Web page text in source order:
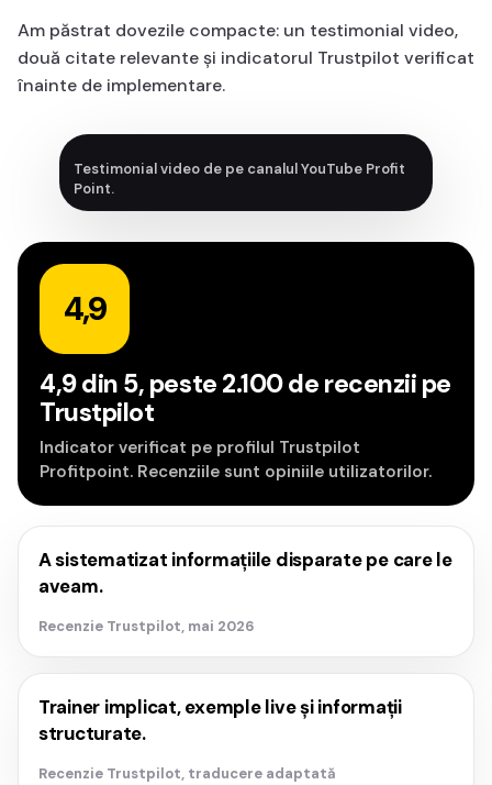
Am păstrat dovezile compacte: un testimonial video,
două citate relevante și indicatorul Trustpilot verificat
înainte de implementare.
Testimonial video de pe canalul YouTube Profit
Point.
4,9
4,9 din 5, peste 2.100 de recenzii pe
Trustpilot
Indicator verificat pe profilul Trustpilot
Profitpoint. Recenziile sunt opiniile utilizatorilor.
A sistematizat informațiile disparate pe care le
aveam.
Recenzie Trustpilot, mai 2026
Trainer implicat, exemple live și informații
structurate.
Recenzie Trustpilot, traducere adaptată